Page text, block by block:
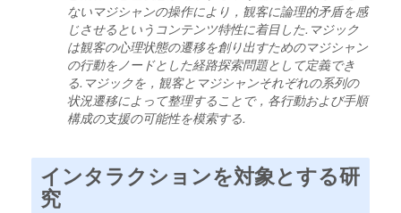
ないマジシャンの操作により，観客に論理的矛盾を感
じさせるというコンテンツ特性に着目した.マジック
は観客の心理状態の遷移を創り出すためのマジシャン
の行動をノードとした経路探索問題として定義でき
る.マジックを，観客とマジシャンそれぞれの系列の
状況遷移によって整理することで，各行動および手順
構成の支援の可能性を模索する.
インタラクションを対象とする研
究